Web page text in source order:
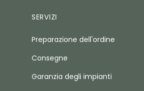
SERVIZI
Preparazione dell'ordine
Consegne
Garanzia degli impianti